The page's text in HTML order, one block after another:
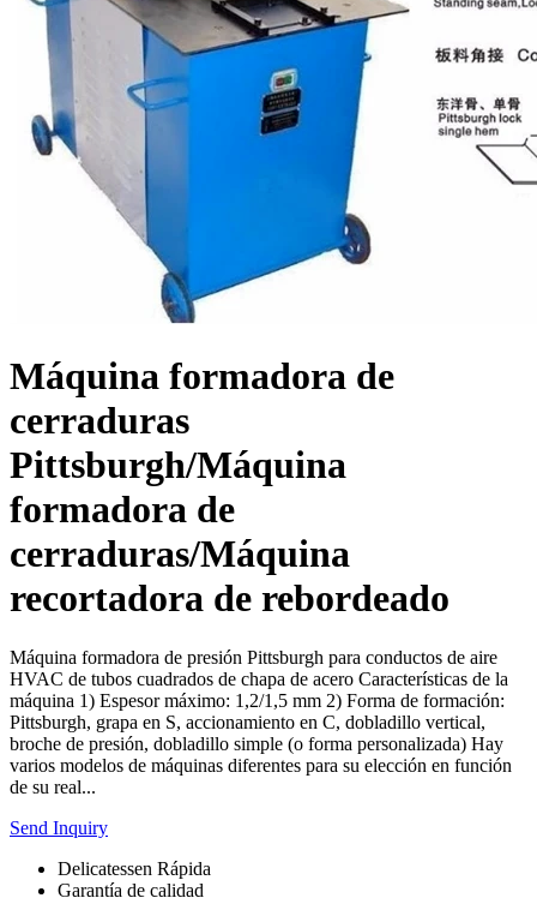
Máquina formadora de
cerraduras
Pittsburgh/Máquina
formadora de
cerraduras/Máquina
recortadora de rebordeado
Máquina formadora de presión Pittsburgh para conductos de aire
HVAC de tubos cuadrados de chapa de acero Características de la
máquina 1) Espesor máximo: 1,2/1,5 mm 2) Forma de formación:
Pittsburgh, grapa en S, accionamiento en C, dobladillo vertical,
broche de presión, dobladillo simple (o forma personalizada) Hay
varios modelos de máquinas diferentes para su elección en función
de su real...
Send Inquiry
Delicatessen Rápida
Garantía de calidad